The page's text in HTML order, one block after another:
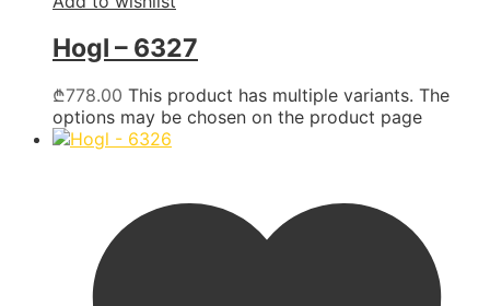
Hogl – 6327
₾778.00 This product has multiple variants. The
options may be chosen on the product page